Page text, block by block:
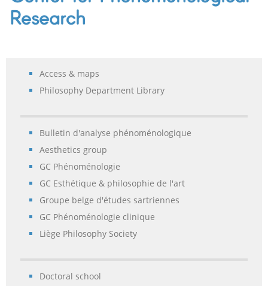
Research
Access & maps
Philosophy Department Library
Bulletin d'analyse phénoménologique
Aesthetics group
GC Phénoménologie
GC Esthétique & philosophie de l'art
Groupe belge d'études sartriennes
GC Phénoménologie clinique
Liège Philosophy Society
Doctoral school